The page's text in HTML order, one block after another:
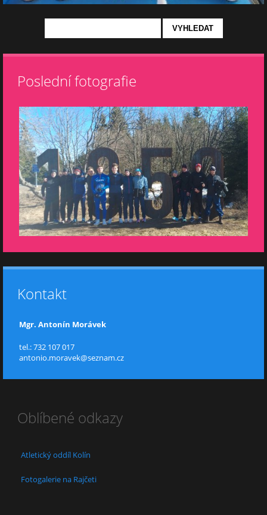
Poslední fotografie
Kontakt
Mgr. Antonín Morávek
tel.: 732 107 017
antonio.moravek@seznam.cz
Oblíbené odkazy
Atletický oddíl Kolín
Fotogalerie na Rajčeti